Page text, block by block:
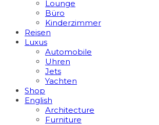
Lounge
Büro
Kinderzimmer
Reisen
Luxus
Automobile
Uhren
Jets
Yachten
Shop
English
Architecture
Furniture